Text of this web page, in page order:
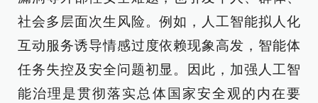
社会多层面次生风险。例如，人工智能拟人化
互动服务诱导情感过度依赖现象高发，智能体
任务失控及安全问题初显。因此，加强人工智
能治理是贯彻落实总体国家安全观的内在要